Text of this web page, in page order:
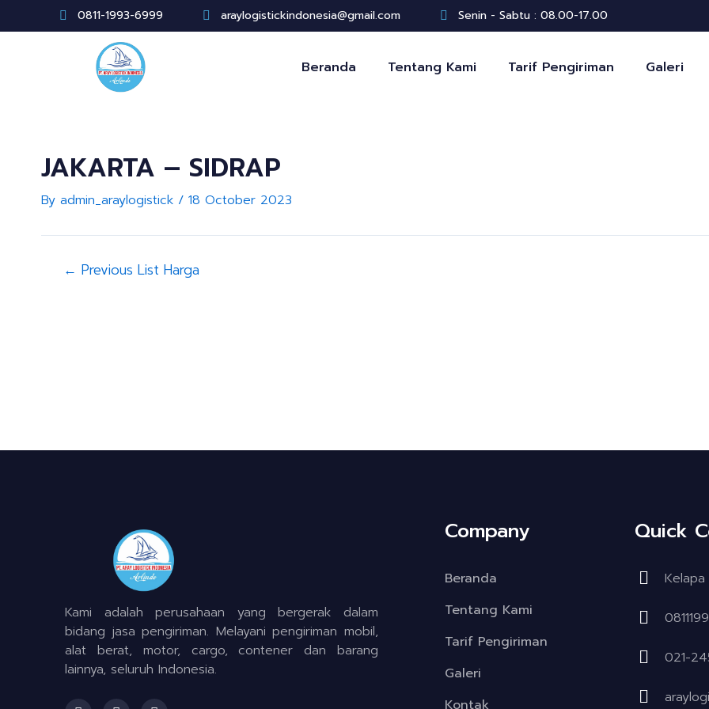
to
0811-1993-6999 araylogistickindonesia@gmail.com Senin - Sabtu : 08.00-17.00
Beranda Tentang Kami Tarif Pengiriman Galeri
JAKARTA – SIDRAP
By admin_araylogistick / 18 October 2023
Post
navigation
← Previous List Harga
Kami adalah perusahaan yang bergerak dalam
bidang jasa pengiriman. Melayani pengiriman mobil,
alat berat, motor, cargo, contener dan barang
lainnya, seluruh Indonesia.
F I T
Company
Beranda
Tentang Kami
Tarif Pengiriman
Galeri
Quick
Kelapa
021-